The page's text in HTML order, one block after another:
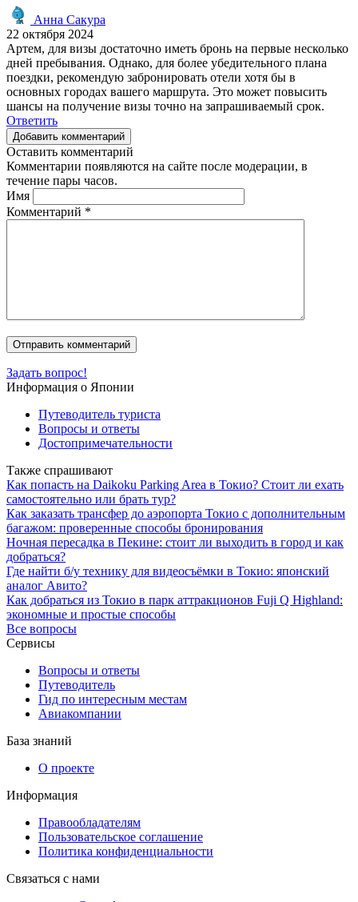
Анна Сакура
22 октября 2024
Артем, для визы достаточно иметь бронь на первые несколько
дней пребывания. Однако, для более убедительного плана
поездки, рекомендую забронировать отели хотя бы в
основных городах вашего маршрута. Это может повысить
шансы на получение визы точно на запрашиваемый срок.
Ответить
Добавить комментарий
Оставить комментарий
Комментарии появляются на сайте после модерации, в
течение пары часов.
Имя
Комментарий *
Задать вопрос!
Информация о Японии
Путеводитель туриста
Вопросы и ответы
Достопримечательности
Также спрашивают
Как попасть на Daikoku Parking Area в Токио? Стоит ли ехать
самостоятельно или брать тур?
Как заказать трансфер до аэропорта Токио с дополнительным
багажом: проверенные способы бронирования
Ночная пересадка в Пекине: стоит ли выходить в город и как
добраться?
Где найти б/у технику для видеосъёмки в Токио: японский
аналог Авито?
Как добраться из Токио в парк аттракционов Fuji Q Highland:
экономные и простые способы
Все вопросы
Сервисы
Вопросы и ответы
Путеводитель
Гид по интересным местам
Авиакомпании
База знаний
О проекте
Информация
Правообладателям
Пользовательское соглашение
Политика конфиденциальности
Связаться с нами